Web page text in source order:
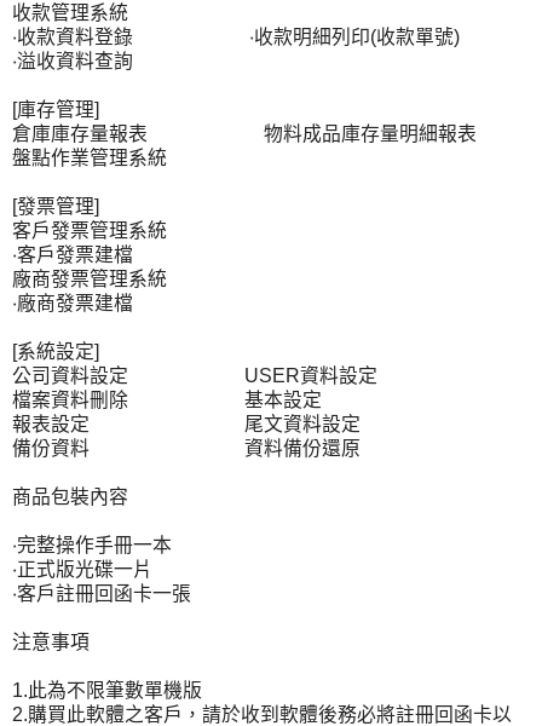
收款管理系統
‧收款資料登錄 ‧收款明細列印(收款單號)
‧溢收資料查詢
[庫存管理]
倉庫庫存量報表 物料成品庫存量明細報表
盤點作業管理系統
[發票管理]
客戶發票管理系統
‧客戶發票建檔
廠商發票管理系統
‧廠商發票建檔
[系統設定]
公司資料設定 USER資料設定
檔案資料刪除 基本設定
報表設定 尾文資料設定
備份資料 資料備份還原
商品包裝內容
‧完整操作手冊一本
‧正式版光碟一片
‧客戶註冊回函卡一張
注意事項
1.此為不限筆數單機版
2.購買此軟體之客戶，請於收到軟體後務必將註冊回函卡以